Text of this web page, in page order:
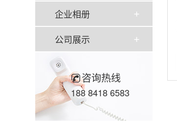
企业相册
公司展示
咨询热线
188 8418 6583